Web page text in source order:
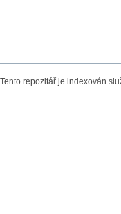
Tento repozitář je indexován